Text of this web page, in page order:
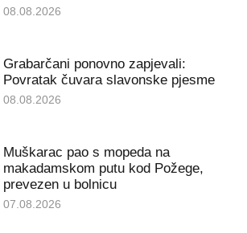
08.08.2026
Grabarčani ponovno zapjevali:
Povratak čuvara slavonske pjesme
08.08.2026
Muškarac pao s mopeda na
makadamskom putu kod Požege,
prevezen u bolnicu
07.08.2026